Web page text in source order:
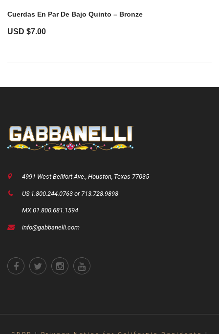
Cuerdas En Par De Bajo Quinto – Bronze
USD $7.00
4991 West Bellfort Ave., Houston, Texas 77035
US 1.800.244.0763 or 713.728.9898
MX 01.800.681.1594
info@gabbanelli.com